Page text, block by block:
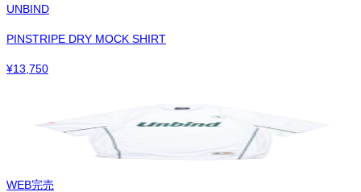
UNBIND
PINSTRIPE DRY MOCK SHIRT
¥13,750
WEB完売